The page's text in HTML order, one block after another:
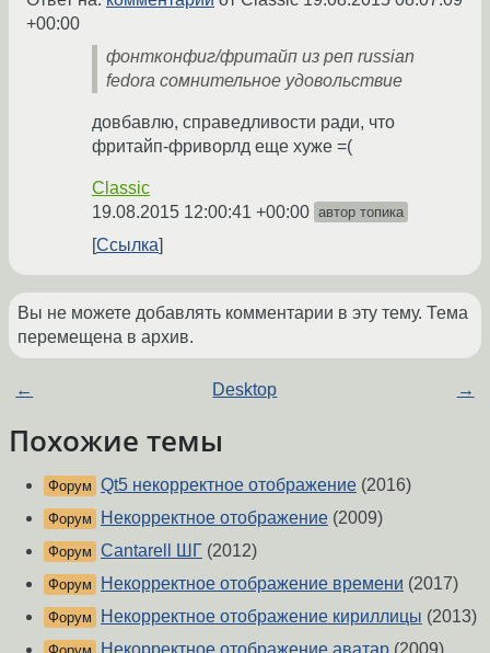
+00:00
фонтконфиг/фритайп из реп russian
fedora сомнительное удовольствие
довбавлю, справедливости ради, что
фритайп-фриворлд еще хуже =(
Classic
19.08.2015 12:00:41 +00:00 автор топика
Ссылка
Вы не можете добавлять комментарии в эту тему. Тема
перемещена в архив.
← Desktop →
Похожие темы
Форум Qt5 некорректное отображение (2016)
Форум Некорректное отображение (2009)
Форум Cantarell ШГ (2012)
Форум Некорректное отображение времени (2017)
Форум Некорректное отображение кириллицы (2013)
Некорректное отображение аватар (2009)